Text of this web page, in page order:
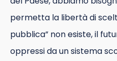
permetta la libertà di
pubblica” non esiste, il
oppressi da un sistema